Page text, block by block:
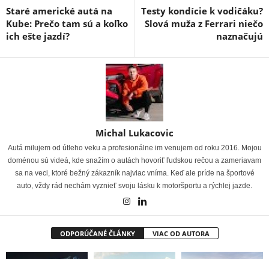
Staré americké autá na
Kube: Prečo tam sú a koľko
ich ešte jazdí?
Testy kondície k vodičáku?
Slová muža z Ferrari niečo
naznačujú
Michal Lukacovic
Autá milujem od útleho veku a profesionálne im venujem od roku 2016. Mojou
doménou sú videá, kde snažím o autách hovoriť ľudskou rečou a zameriavam
sa na veci, ktoré bežný zákazník najviac vníma. Keď ale príde na športové
auto, vždy rád nechám vyznieť svoju lásku k motoršportu a rýchlej jazde.
ODPORÚČANÉ ČLÁNKY VIAC OD AUTORA